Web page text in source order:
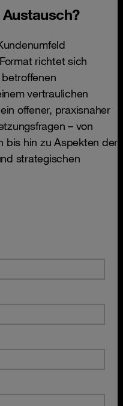
richtet sich
vertraulichen
offener, praxisnaher
– von
bis hin zu Aspekten der
strategischen